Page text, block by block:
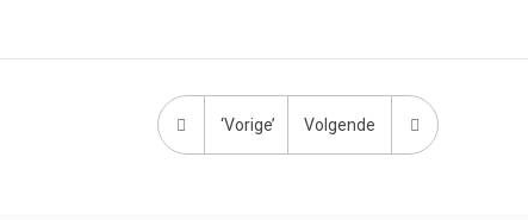
‘Vorige’ Volgende